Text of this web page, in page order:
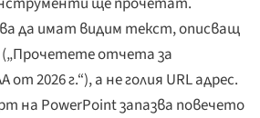
да имат видим текст, описващ
отчета за
от 2026 г.“), а не голия URL адрес.
на PowerPoint запазва повечето